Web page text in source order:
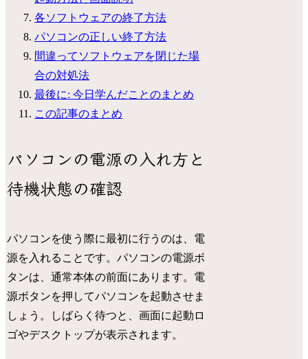
各ソフトウェアの終了方法
パソコンの正しい終了方法
間違ってソフトウェアを閉じた場
合の対処法
最後に: 今日学んだことのまとめ
この記事のまとめ
パソコンの電源の入れ方と
待機状態の確認
パソコンを使う際に最初に行うのは、電
源を入れることです。パソコンの電源ボ
タンは、通常本体の前面にあります。電
源ボタンを押してパソコンを起動させま
しょう。しばらく待つと、画面に起動ロ
ゴやデスクトップが表示されます。